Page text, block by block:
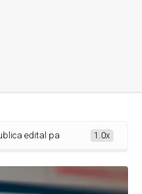
edital para oferta de vagas
1.0x